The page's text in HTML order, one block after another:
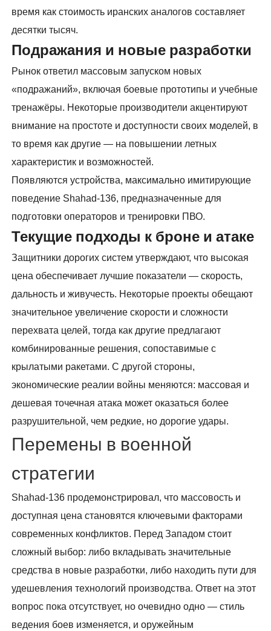
время как стоимость иранских аналогов составляет
десятки тысяч.
Подражания и новые разработки
Рынок ответил массовым запуском новых
«подражаний», включая боевые прототипы и учебные
тренажёры. Некоторые производители акцентируют
внимание на простоте и доступности своих моделей, в
то время как другие — на повышении летных
характеристик и возможностей.
Появляются устройства, максимально имитирующие
поведение Shahad-136, предназначенные для
подготовки операторов и тренировки ПВО.
Текущие подходы к броне и атаке
Защитники дорогих систем утверждают, что высокая
цена обеспечивает лучшие показатели — скорость,
дальность и живучесть. Некоторые проекты обещают
значительное увеличение скорости и сложности
перехвата целей, тогда как другие предлагают
комбинированные решения, сопоставимые с
крылатыми ракетами. С другой стороны,
экономические реалии войны меняются: массовая и
дешевая точечная атака может оказаться более
разрушительной, чем редкие, но дорогие удары.
Перемены в военной
стратегии
Shahad-136 продемонстрировал, что массовость и
доступная цена становятся ключевыми факторами
современных конфликтов. Перед Западом стоит
сложный выбор: либо вкладывать значительные
средства в новые разработки, либо находить пути для
удешевления технологий производства. Ответ на этот
вопрос пока отсутствует, но очевидно одно — стиль
ведения боев изменяется, и оружейным